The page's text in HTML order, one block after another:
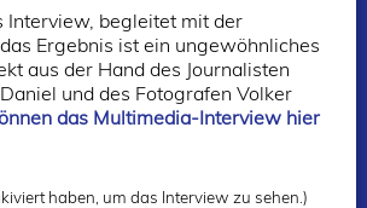
Interview, begleitet mit der
Ergebnis ist ein ungewöhnliches
aus der Hand des Journalisten
und des Fotografen Volker
das Multimedia-Interview hier
haben, um das Interview zu sehen.)